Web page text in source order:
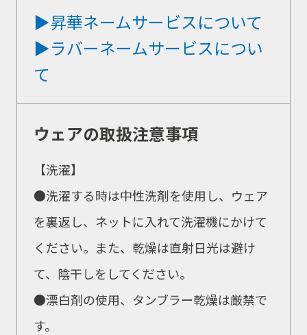
▶昇華ネームサービスについて
▶ラバーネームサービスについ
て
ウェアの取扱注意事項
【洗濯】
●洗濯する時は中性洗剤を使用し、ウェア
を裏返し、ネットに入れて洗濯機にかけて
ください。また、乾燥は直射日光は避け
て、陰干しをしてください。
●漂白剤の使用、タンブラー乾燥は厳禁で
す。